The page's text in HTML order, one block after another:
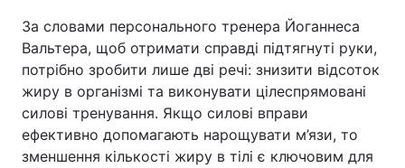
За словами персонального тренера Йоганнеса
Вальтера, щоб отримати справді підтягнуті руки,
потрібно зробити лише дві речі: знизити відсоток
жиру в організмі та виконувати цілеспрямовані
силові тренування. Якщо силові вправи
ефективно допомагають нарощувати м’язи, то
зменшення кількості жиру в тілі є ключовим для